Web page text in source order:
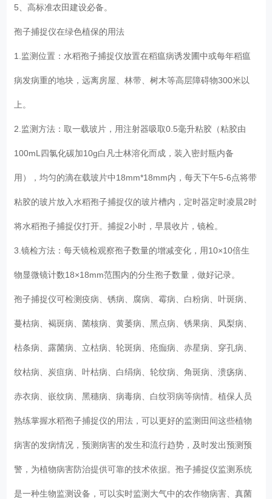
5、高标准农田建设必备。
孢子捕捉仪在绿色植保的用法
1.监测位置：水稻孢子捕捉仪放置在稻瘟病诱发圃中或每年稻瘟
病发病重的地块，远离房屋、林带、树木等高层障碍物300米以
上。
2.监测方法：取一载玻片，用注射器吸取0.5毫升粘胶（粘胶由
100mL四氯化碳加10g白凡士林溶化而成，装入密封瓶内备
用），均匀的滴在载玻片中18mm*18mm内，每天下午5-6点将带
粘胶的玻片放入水稻孢子捕捉仪的玻片槽内，定时器定时凌晨2时
将水稻孢子捕捉仪打开。捕捉2小时，早晨收片，镜检。
3.镜检方法：每天镜检观察孢子数量的增减变化，用10×10倍生
物显微镜计数18×18mm范围内的分生孢子数量，做好记录。
孢子捕捉仪可检测疫病、锈病、腐病、霉病、白粉病、叶斑病、
蔓枯病、褐斑病、菌核病、黄萎病、黑点病、锈果病、凤梨病、
枯条病、露菌病、立枯病、轮斑病、疮痂病、赤星病、穿孔病、
纹枯病、炭疽病、叶枯病、白绢病、轮纹病、角斑病、溃疡病、
赤衣病、嵌纹病、黑穗病、病毒病、白纹羽病等病情。植保人员
熟练掌握水稻孢子捕捉仪的用法，可以更好的监测田间这些植物
病害的发病情况，预测病害的发生和流行趋势，及时发出预测预
警，为植物病害防治提供可靠的技术依据。孢子捕捉仪监测系统
是一种生物监测设备，可以实时监测大气中的农作物病害、真菌